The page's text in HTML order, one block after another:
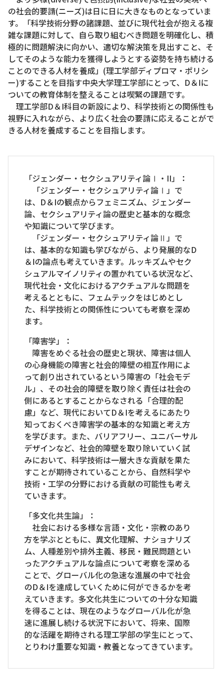
の社会的要請(ニーズ)は日に日に大きなものとなっていま
す。「科学技術分野の諸課題、並びに現代社会が抱える複
雑な課題に対して、自ら取り組むべき問題を明確化し、積
極的に問題解決に向かい、適切な解決策を見出すこと、そ
してそのような能力を獲得しようとする姿勢を持ち続ける
ことのできる人材を養成」(理工学部ディプロマ・ポリシ
ー)することを目指す中央大学理工学部にとって、D＆Iに
ついての教育体制を整えることは喫緊の課題です。
理工学部D＆I科目の新設により、科学技術との関係性も
視野に入れながら、より広く社会の要請に応えることがで
きる人材を養成することを目指します。
「ジェンダー・セクシュアリティ論Ⅰ・II」：
「ジェンダー・セクシュアリティ論Ⅰ」で
は、D＆Iの観点からフェミニズム、ジェンダー
論、セクシュアリティ論の歴史と基本的な概念
や知識について学びます。
「ジェンダー・セクシュアリティ論Ⅱ」で
は、基本的な知識も学びながら、より発展的なD
＆Iの論点も考えていきます。ルッキズムやセク
シュアルマイノリティの置かれている状況など、
現代社会・文化におけるアクチュアルな問題を
考えるとともに、フェムテックをはじめとし
た、科学技術との関係性についても考察を深め
ます。
「障害学」：
障害をめぐる社会の歴史と現状、障害は個人
の心身機能の障害と社会的障壁の相互作用によ
って創り出されているという障害の「社会モデ
ル」、その社会的障壁を取り除く責任は社会の
側にあるとすることからなされる「合理的配
慮」など、現代においてD＆Iを考えるにあたり
知っておくべき障害学の基本的な知識と考え方
を学びます。また、バリアフリー、ユニバーサル
デザインなど、社会的障壁を取り除いていく試
みにおいて、科学技術は一層大きな貢献を果た
すことが期待されていることから、自然科学や
技術・工学の分野における貢献の可能性も考え
ていきます。
「多文化共生論」：
社会における多様な言語・文化・宗教のあり
方を学ぶとともに、異文化理解、ナショナリズ
ム、人種差別や排外主義、移民・難民問題とい
ったアクチュアルな論点について考察を深める
ことで、グローバル化の急速な進展の中で社会
のD＆Iを達成していくために何ができるかを考
えていきます。多文化共生についての十分な知識
を得ることは、現在のようなグローバル化が急
速に進展し続ける状況下において、将来、国際
的な活躍を期待される理工学部の学生にとって、
とりわけ重要な知識・教養となってきています。